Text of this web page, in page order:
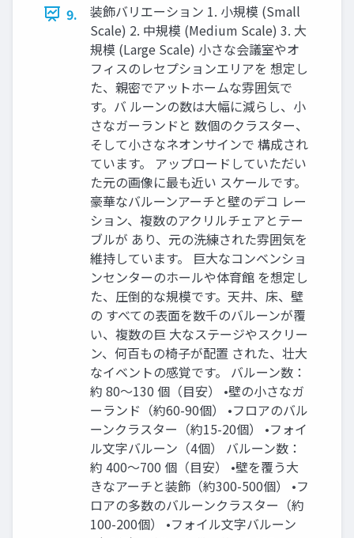
9.
装飾バリエーション 1. 小規模 (Small
Scale) 2. 中規模 (Medium Scale) 3. 大
規模 (Large Scale) 小さな会議室やオ
フィスのレセプションエリアを 想定し
た、親密でアットホームな雰囲気で
す。バ ルーンの数は大幅に減らし、小
さなガーランドと 数個のクラスター、
そして小さなネオンサインで 構成され
ています。 アップロードしていただい
た元の画像に最も近い スケールです。
豪華なバルーンアーチと壁のデコ レー
ション、複数のアクリルチェアとテー
ブルが あり、元の洗練された雰囲気を
維持しています。 巨大なコンベンショ
ンセンターのホールや体育館 を想定し
た、圧倒的な規模です。天井、床、壁
の すべての表面を数千のバルーンが覆
い、複数の巨 大なステージやスクリー
ン、何百もの椅子が配置 された、壮大
なイベントの感覚です。 バルーン数：
約 80〜130 個（目安） •壁の小さなガ
ーランド（約60-90個） •フロアのバル
ーンクラスター（約15-20個） •フォイ
ル文字バルーン（4個） バルーン数：
約 400〜700 個（目安） •壁を覆う大
きなアーチと装飾（約300-500個） •フ
ロアの多数のバルーンクラスター（約
100-200個） •フォイル文字バルーン